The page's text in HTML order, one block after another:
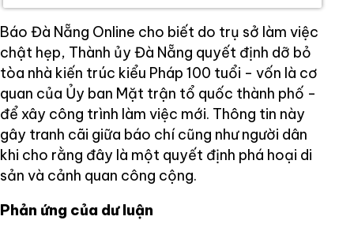
Báo Đà Nẵng Online cho biết do trụ sở làm việc
chật hẹp, Thành ủy Đà Nẵng quyết định dỡ bỏ
tòa nhà kiến trúc kiểu Pháp 100 tuổi - vốn là cơ
quan của Ủy ban Mặt trận tổ quốc thành phố -
để xây công trình làm việc mới. Thông tin này
gây tranh cãi giữa báo chí cũng như người dân
khi cho rằng đây là một quyết định phá hoại di
sản và cảnh quan công cộng.
Phản ứng của dư luận